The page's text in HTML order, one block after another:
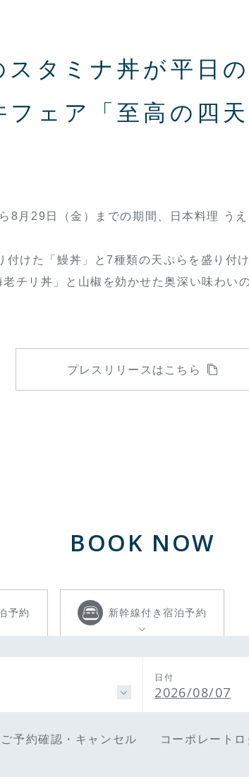
スタミナ丼が平日
フェア「至高の四
8月29日（金）までの期間、日本料理 う
けた「鰻丼」と7種類の天ぷらを盛り付
チリ丼」と山椒を効かせた奥深い味わい
プレスリリースはこちら
BOOK NOW
予約 新幹線付き宿泊予約
日付
2026/08/07
ご予約確認・キャンセル コーポレートロ